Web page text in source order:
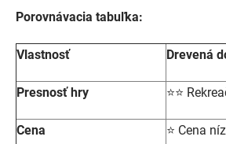
Porovnávacia tabuľka:
Vlastnosť Drevená
Presnosť hry ⭐⭐
Cena ⭐ Cena